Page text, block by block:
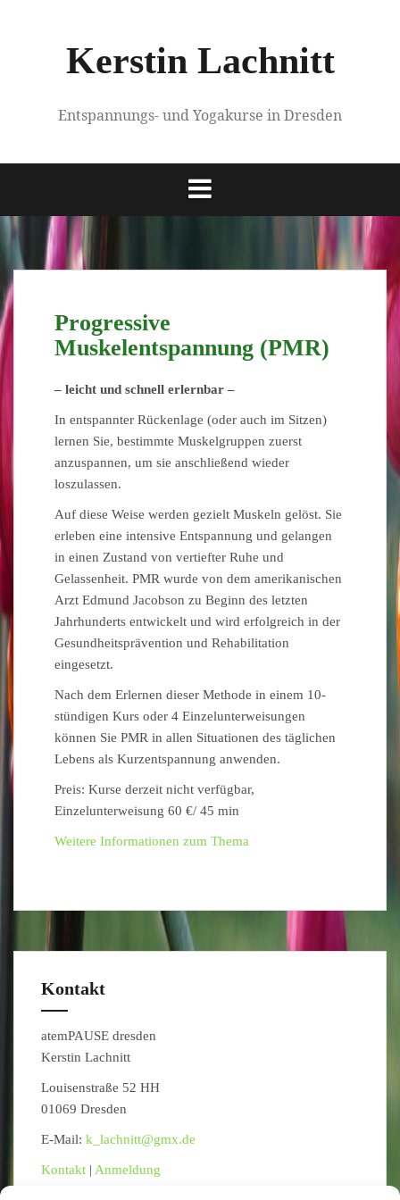
Kerstin Lachnitt
Entspannungs- und Yogakurse in Dresden
Progressive
Muskelentspannung (PMR)
– leicht und schnell erlernbar –
In entspannter Rückenlage (oder auch im Sitzen)
lernen Sie, bestimmte Muskelgruppen zuerst
anzuspannen, um sie anschließend wieder
loszulassen.
Auf diese Weise werden gezielt Muskeln gelöst. Sie
erleben eine intensive Entspannung und gelangen
in einen Zustand von vertiefter Ruhe und
Gelassenheit. PMR wurde von dem amerikanischen
Arzt Edmund Jacobson zu Beginn des letzten
Jahrhunderts entwickelt und wird erfolgreich in der
Gesundheitsprävention und Rehabilitation
eingesetzt.
Nach dem Erlernen dieser Methode in einem 10-
stündigen Kurs oder 4 Einzelunterweisungen
können Sie PMR in allen Situationen des täglichen
Lebens als Kurzentspannung anwenden.
Preis: Kurse derzeit nicht verfügbar,
Einzelunterweisung 60 €/ 45 min
Weitere Informationen zum Thema
Kontakt
atemPAUSE dresden
Kerstin Lachnitt
Louisenstraße 52 HH
01069 Dresden
E-Mail: k_lachnitt@gmx.de
Kontakt | Anmeldung